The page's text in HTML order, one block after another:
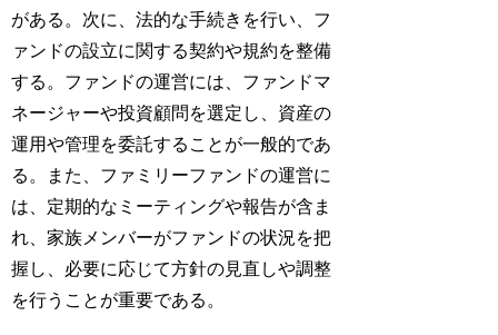
がある。次に、法的な手続きを行い、フ
ァンドの設立に関する契約や規約を整備
する。ファンドの運営には、ファンドマ
ネージャーや投資顧問を選定し、資産の
運用や管理を委託することが一般的であ
る。また、ファミリーファンドの運営に
は、定期的なミーティングや報告が含ま
れ、家族メンバーがファンドの状況を把
握し、必要に応じて方針の見直しや調整
を行うことが重要である。